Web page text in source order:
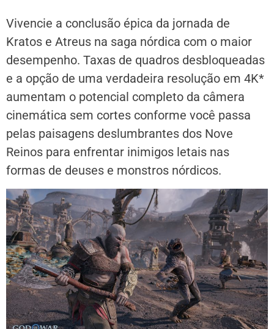
Vivencie a conclusão épica da jornada de
Kratos e Atreus na saga nórdica com o maior
desempenho. Taxas de quadros desbloqueadas
e a opção de uma verdadeira resolução em 4K*
aumentam o potencial completo da câmera
cinemática sem cortes conforme você passa
pelas paisagens deslumbrantes dos Nove
Reinos para enfrentar inimigos letais nas
formas de deuses e monstros nórdicos.